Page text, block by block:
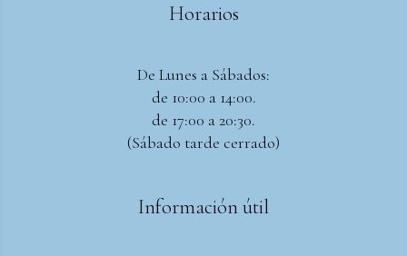
Horarios
De Lunes a Sábados:
de 10:00 a 14:00.
de 17:00 a 20:30.
(Sábado tarde cerrado)
Información útil